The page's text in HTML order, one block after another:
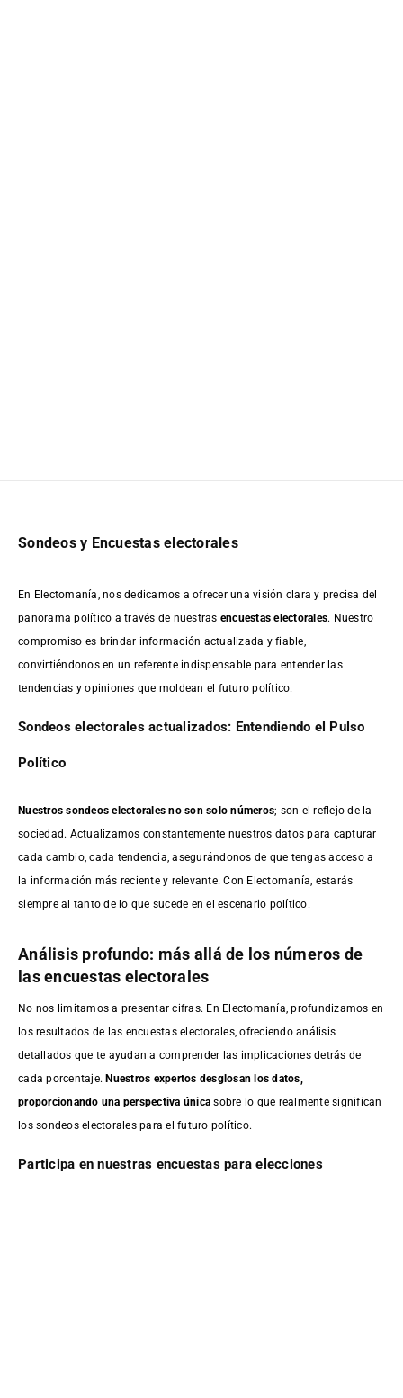
Sondeos y Encuestas electorales
En Electomanía, nos dedicamos a ofrecer una visión clara y precisa del
panorama político a través de nuestras encuestas electorales. Nuestro
compromiso es brindar información actualizada y fiable,
convirtiéndonos en un referente indispensable para entender las
tendencias y opiniones que moldean el futuro político.
Sondeos electorales actualizados: Entendiendo el Pulso
Político
Nuestros sondeos electorales no son solo números; son el reflejo de la
sociedad. Actualizamos constantemente nuestros datos para capturar
cada cambio, cada tendencia, asegurándonos de que tengas acceso a
la información más reciente y relevante. Con Electomanía, estarás
siempre al tanto de lo que sucede en el escenario político.
Análisis profundo: más allá de los números de
las encuestas electorales
No nos limitamos a presentar cifras. En Electomanía, profundizamos en
los resultados de las encuestas electorales, ofreciendo análisis
detallados que te ayudan a comprender las implicaciones detrás de
cada porcentaje.Nuestros expertos desglosan los datos,
proporcionando una perspectiva única sobre lo que realmente significan
los sondeos electorales para el futuro político.
Participa en nuestras encuestas para elecciones